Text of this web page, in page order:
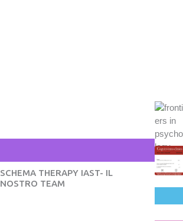
SCHEMA THERAPY IAST- IL
NOSTRO TEAM